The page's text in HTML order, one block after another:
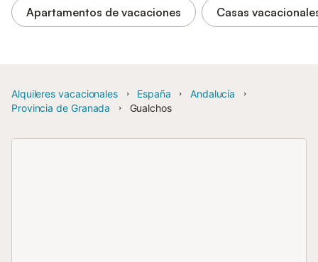
Apartamentos de vacaciones Casas
Alquileres vacacionales España
Andalucía
Provincia de Granada
Gualchos